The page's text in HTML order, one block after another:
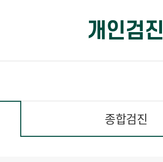
개인검진
종합검진